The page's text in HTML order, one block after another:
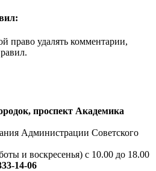
право удалять комментарии,
проспект Академика
Администрации Советского
и воскресенья) с 10.00 до 18.00
14-06